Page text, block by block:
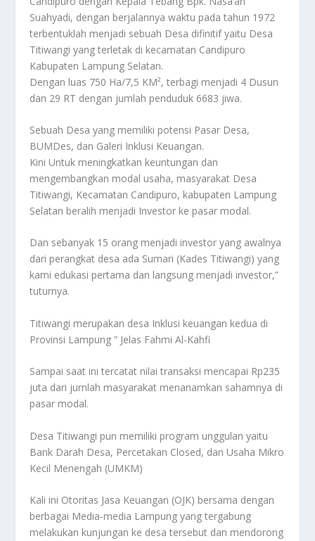
Suahyadi, dengan berjalannya waktu pada tahun 1972
terbentuklah menjadi sebuah Desa difinitif yaitu Desa
Titiwangi yang terletak di kecamatan Candipuro
Kabupaten Lampung Selatan.
Dengan luas 750 Ha/7,5 KM², terbagi menjadi 4 Dusun
dan 29 RT dengan jumlah penduduk 6683 jiwa.
Sebuah Desa yang memiliki potensi Pasar Desa,
BUMDes, dan Galeri Inklusi Keuangan.
Kini Untuk meningkatkan keuntungan dan
mengembangkan modal usaha, masyarakat Desa
Titiwangi, Kecamatan Candipuro, kabupaten Lampung
Selatan beralih menjadi Investor ke pasar modal.
Dan sebanyak 15 orang menjadi investor yang awalnya
dari perangkat desa ada Sumari (Kades Titiwangi) yang
kami edukasi pertama dan langsung menjadi investor,”
tuturnya.
Titiwangi merupakan desa Inklusi keuangan kedua di
Provinsi Lampung ” Jelas Fahmi Al-Kahfi
Sampai saat ini tercatat nilai transaksi mencapai Rp235
juta dari jumlah masyarakat menanamkan sahamnya di
pasar modal.
Desa Titiwangi pun memiliki program unggulan yaitu
Bank Darah Desa, Percetakan Closed, dan Usaha Mikro
Kecil Menengah (UMKM)
Kali ini Otoritas Jasa Keuangan (OJK) bersama dengan
berbagai Media-media Lampung yang tergabung
melakukan kunjungan ke desa tersebut dan mendorong